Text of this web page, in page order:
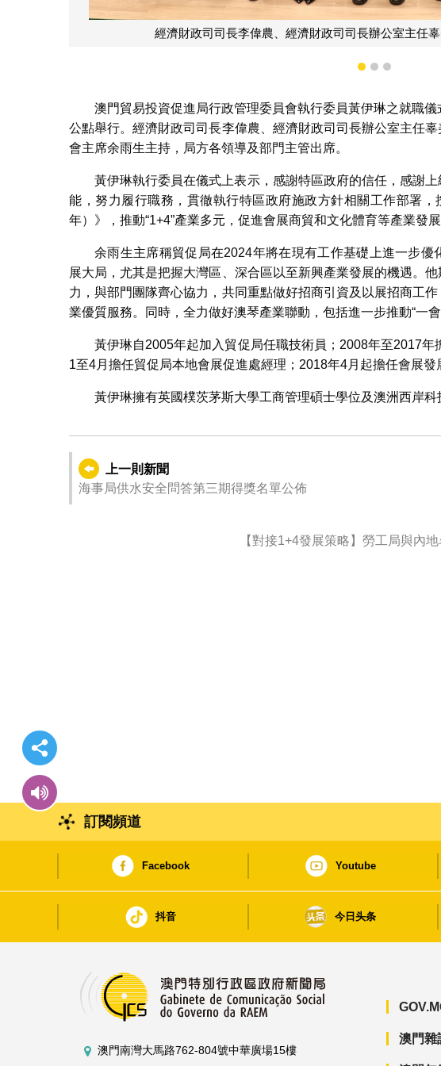
貿促局行政管理委員會執行委員黃
1 2 3
澳門貿易投資促進局行政管理委員會執行委員黃伊琳之就職
公點舉行。經濟財政司司長李偉農、經濟財政司司長辦公室主任
會主席余雨生主持，局方各領導及部門主管出席。
黃伊琳執行委員在儀式上表示，感謝特區政府的信任，感謝
能，努力履行職務，貫徹執行特區政府施政方針相關工作部署
年）》，推動“1+4”產業多元，促進會展商貿和文化體育等產業發展
余雨生主席稱貿促局在2024年將在現有工作基礎上進一步
展大局，尤其是把握大灣區、深合區以至新興產業發展的機遇。
力，與部門團隊齊心協力，共同重點做好招商引資及以展招商工
業優質服務。同時，全力做好澳琴產業聯動，包括進一步推動“一
黃伊琳自2005年起加入貿促局任職技術員；2008年至2017
1至4月擔任貿促局本地會展促進處經理；2018年4月起擔任會展發
黃伊琳擁有英國樸茨茅斯大學工商管理碩士學位及澳洲西岸科
上一則新聞
海事局供水安全問答第三期得獎名單公佈
訂閱頻道
Facebook Youtube
抖音 今日头条
澳門南灣大馬路762-804號中華廣場15樓
澳門雜